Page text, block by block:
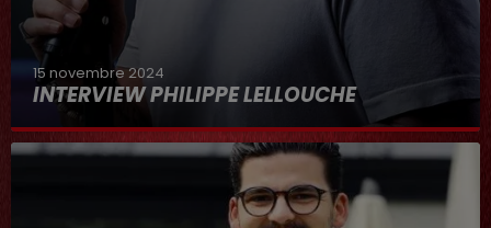
15 novembre 2024
INTERVIEW PHILIPPE LELLOUCHE